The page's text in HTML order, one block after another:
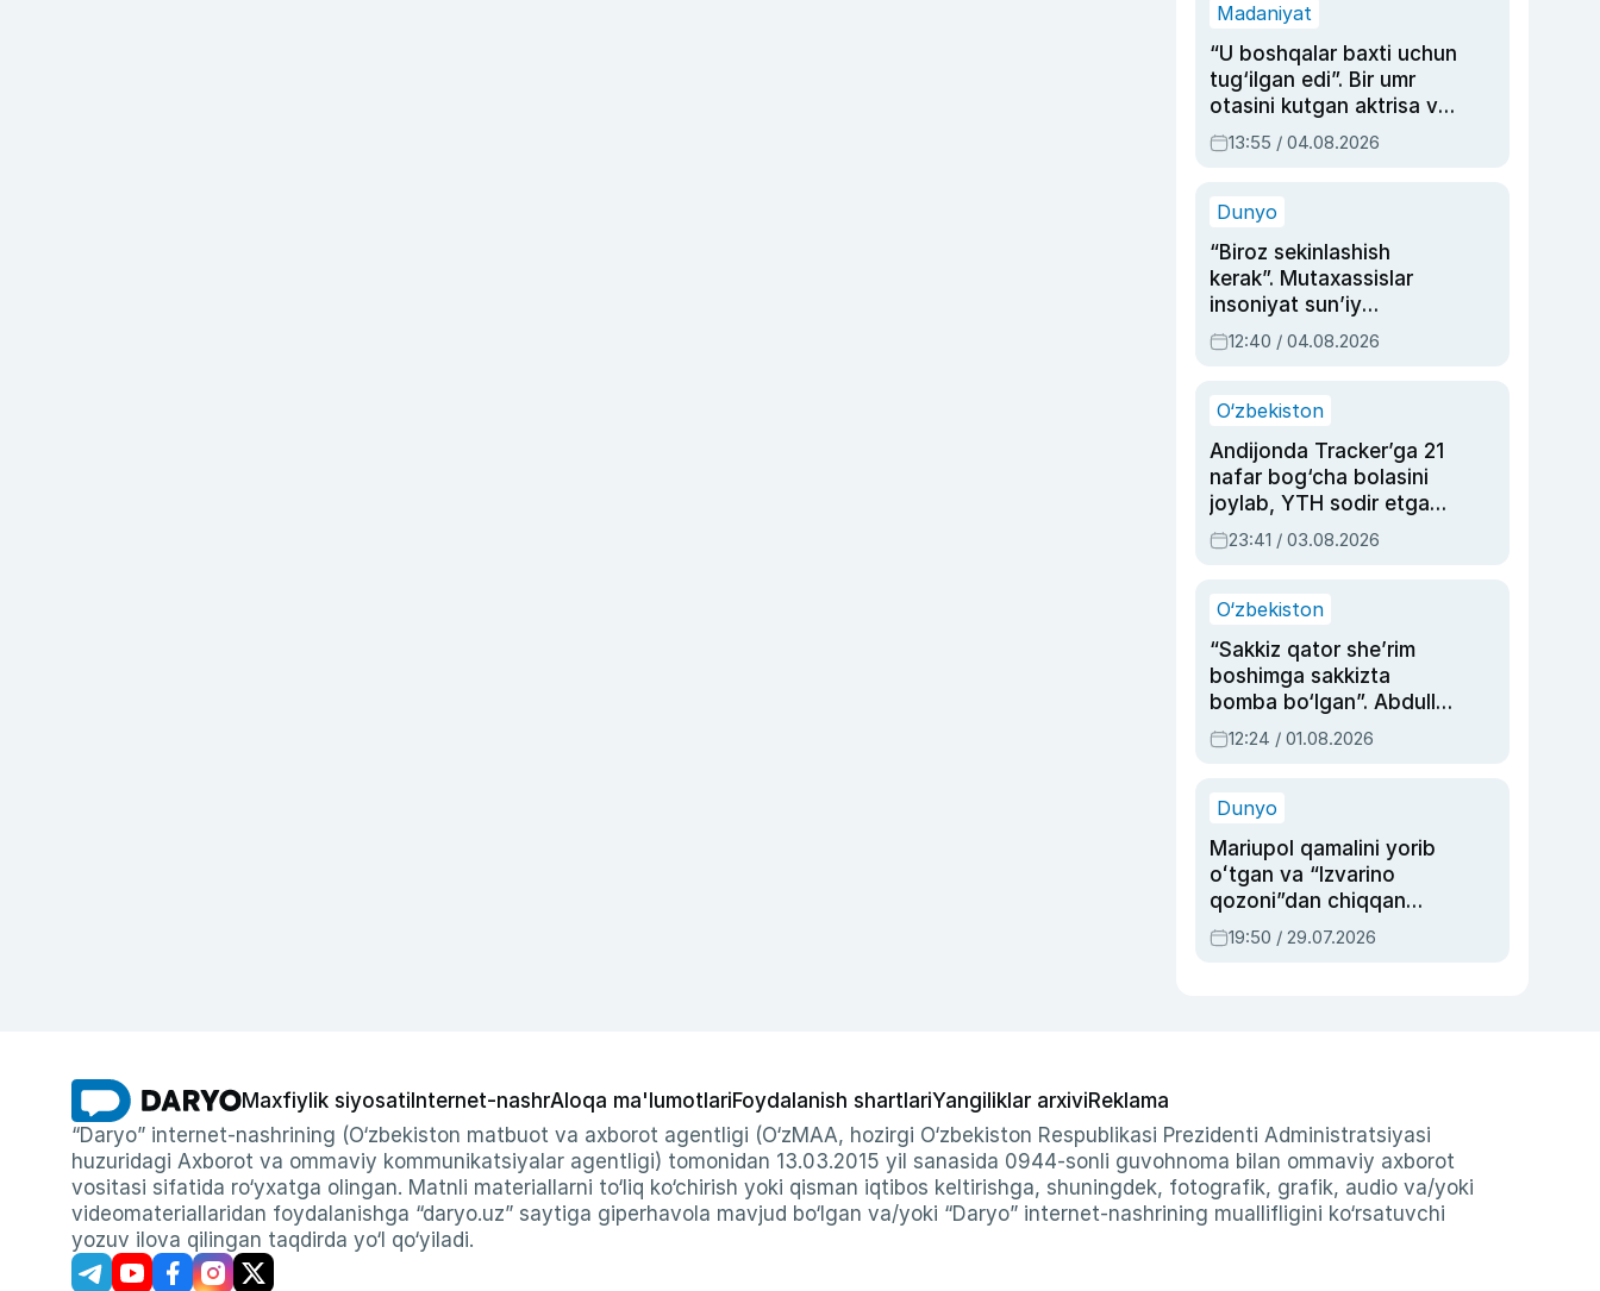
Madaniyat
“U boshqalar baxti uchun
tug‘ilgan edi”. Bir umr
otasini kutgan aktrisa va
dublyaj ustasi Rimma
Ahmedovaning
13:55 / 04.08.2026
Dunyo
“Biroz sekinlashish
kerak”. Mutaxassislar
insoniyat sun’iy
intellektni boshqara
olmay qolishidan xavotir
12:40 / 04.08.2026
O‘zbekiston
Andijonda Tracker’ga 21
nafar bog‘cha bolasini
joylab, YTH sodir etgan
ayolga sud hukmi o‘qildi
23:41 / 03.08.2026
O‘zbekiston
“Sakkiz qator she’rim
boshimga sakkizta
bomba bo‘lgan”. Abdulla
Oripovni siyosiy
ayblovlardan asrab
12:24 / 01.08.2026
Dunyo
Mariupol qamalini yorib
oʻtgan va “Izvarino
qozoni”dan chiqqan
qahramon — Ukraina
armiyasi bosh
19:50 / 29.07.2026
Maxfiylik siyosati Internet-nashrAloqa ma'lumotlariFoydalanish shartlariYangiliklar arxiviReklama
“Daryo” internet-nashrining (O‘zbekiston matbuot va axborot agentligi (O‘zMAA, hozirgi O‘zbekiston Respublikasi Prezidenti Administratsiyasi
huzuridagi Axborot va ommaviy kommunikatsiyalar agentligi) tomonidan 13.03.2015 yil sanasida 0944-sonli guvohnoma bilan ommaviy axborot
vositasi sifatida ro‘yxatga olingan. Matnli materiallarni to‘liq ko‘chirish yoki qisman iqtibos keltirishga, shuningdek, fotografik, grafik, audio va/yoki
videomateriallaridan foydalanishga “daryo.uz” saytiga giperhavola mavjud bo‘lgan va/yoki “Daryo” internet-nashrining muallifligini ko‘rsatuvchi
yozuv ilova qilingan taqdirda yo‘l qo‘yiladi.